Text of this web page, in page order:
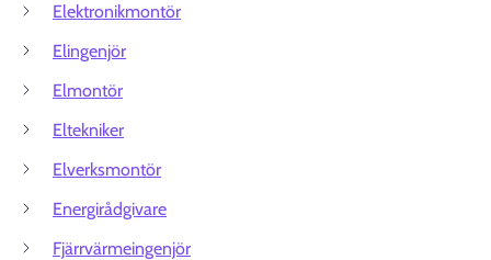
Elektronikmontör
Elingenjör
Elmontör
Eltekniker
Elverksmontör
Energirådgivare
Fjärrvärmeingenjör